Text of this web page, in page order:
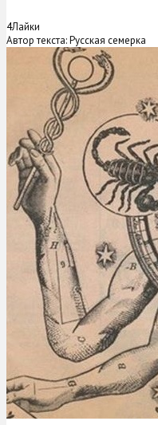
4Лайки
Автор текста: Русская семерка